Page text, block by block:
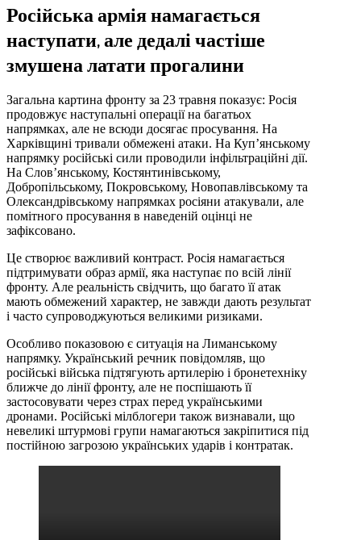
Російська армія намагається
наступати, але дедалі частіше
змушена латати прогалини
Загальна картина фронту за 23 травня показує: Росія
продовжує наступальні операції на багатьох
напрямках, але не всюди досягає просування. На
Харківщині тривали обмежені атаки. На Куп’янському
напрямку російські сили проводили інфільтраційні дії.
На Слов’янському, Костянтинівському,
Добропільському, Покровському, Новопавлівському та
Олександрівському напрямках росіяни атакували, але
помітного просування в наведеній оцінці не
зафіксовано.
Це створює важливий контраст. Росія намагається
підтримувати образ армії, яка наступає по всій лінії
фронту. Але реальність свідчить, що багато її атак
мають обмежений характер, не завжди дають результат
і часто супроводжуються великими ризиками.
Особливо показовою є ситуація на Лиманському
напрямку. Український речник повідомляв, що
російські війська підтягують артилерію і бронетехніку
ближче до лінії фронту, але не поспішають її
застосовувати через страх перед українськими
дронами. Російські мілблогери також визнавали, що
невеликі штурмові групи намагаються закріпитися під
постійною загрозою українських ударів і контратак.